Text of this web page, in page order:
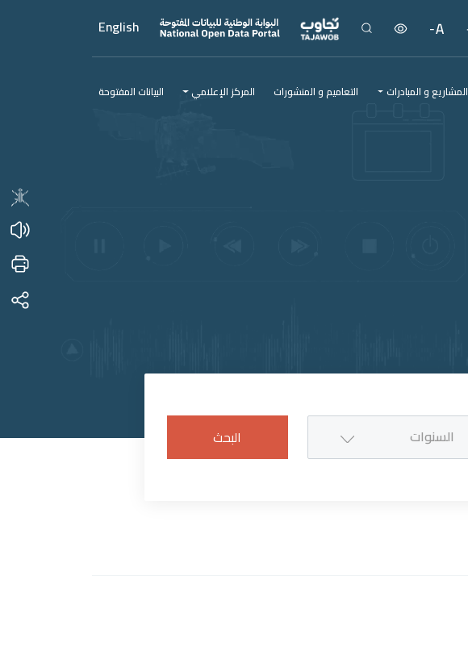
English
المشاريع و المبادرات
المشاريع و المبادرات التعاميم و المنشورات المركز الإعلامي البيانات المفتوحة
السنوات